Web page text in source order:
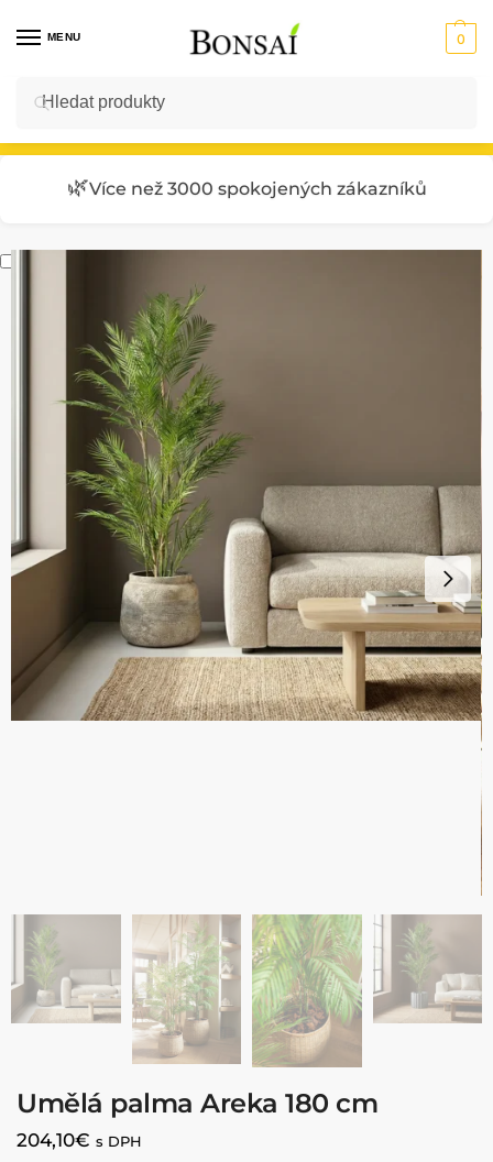
MENU 0
Vstup do E-SHOPU
🌿Více než 3000 spokojených zákazníků
Umělá palma Areka 180 cm
204,10€ s DPH